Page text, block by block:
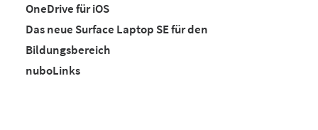
OneDrive für iOS
Das neue Surface Laptop SE für den
Bildungsbereich
nuboLinks